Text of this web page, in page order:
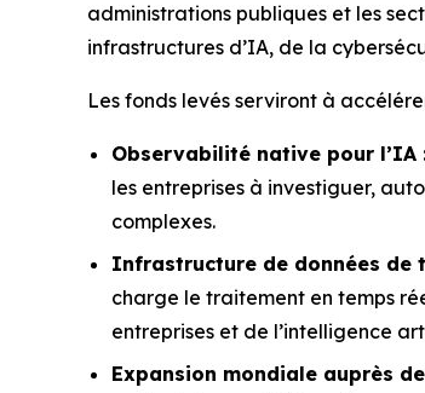
administrations publiques et les
infrastructures d’IA, de la
Les fonds levés serviront à
Observabilité native pour l’IA
les entreprises à investiguer,
complexes.
Infrastructure de données de
charge le traitement en temps
entreprises et de l’intelligence
Expansion mondiale auprès